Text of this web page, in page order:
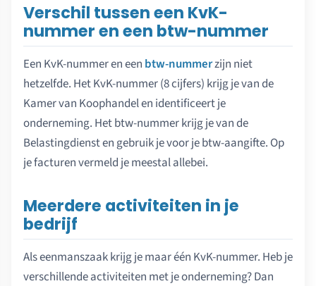
Verschil tussen een KvK-
nummer en een btw-nummer
Een KvK-nummer en een btw-nummerzijn niet
hetzelfde. Het KvK-nummer (8 cijfers) krijg je van de
Kamer van Koophandel en identificeert je
onderneming. Het btw-nummer krijg je van de
Belastingdienst en gebruik je voor je btw-aangifte. Op
je facturen vermeld je meestal allebei.
Meerdere activiteiten in je
bedrijf
Als eenmanszaak krijg je maar één KvK-nummer. Heb je
verschillende activiteiten met je onderneming? Dan